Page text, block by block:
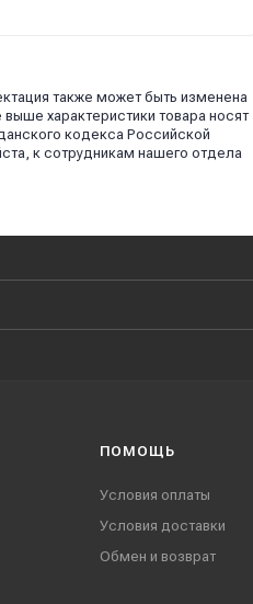
также может быть изменена
характеристики товара носят
кодекса Российской
к сотрудникам нашего отдела
ПОМОЩЬ
Условия оплаты
Условия доставки
Обмен и возврат